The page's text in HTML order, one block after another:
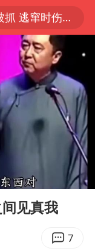
河南刑案嫌犯被抓 逃窜时伤害多人
级四强
期消费新蓝海
为佟丽娅庆生
马克·艾伦退出斯诺克中国公开赛
没有“独立”过
新疆优化调整景区内自驾服务费
崖1死1伤
见真我
7